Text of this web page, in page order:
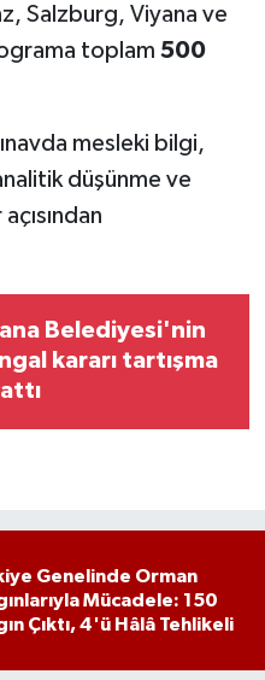
Salzburg, Viyana ve
toplam 500
mesleki bilgi,
düşünme ve
Belediyesi'nin
kararı tartışma
Genelinde Orman
Mücadele: 150
Çıktı, 4'ü Hâlâ Tehlikeli